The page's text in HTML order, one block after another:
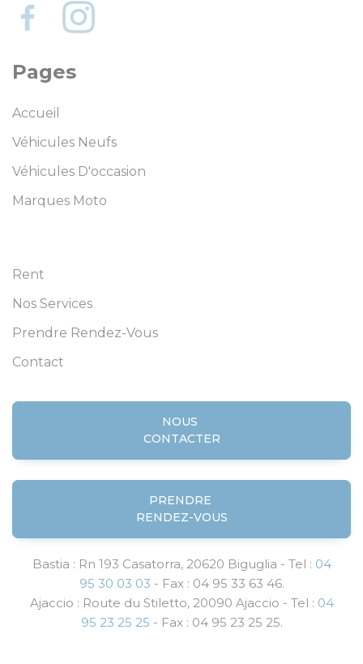
Pages
Accueil
Véhicules Neufs
Véhicules D'occasion
Marques Moto
Rent
Nos Services
Prendre Rendez-Vous
Contact
NOUS
CONTACTER
PRENDRE
RENDEZ-VOUS
Bastia : Rn 193 Casatorra, 20620 Biguglia - Tel : 04
95 30 03 03 - Fax : 04 95 33 63 46.
Ajaccio : Route du Stiletto, 20090 Ajaccio - Tel : 04
95 23 25 25 - Fax : 04 95 23 25 25.